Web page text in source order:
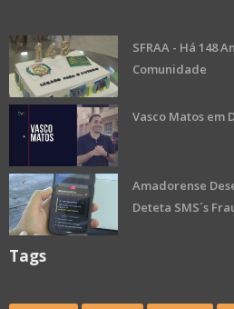
SFRAA - Há 148
Comunidade
Vasco Matos em
Amadorense
Deteta SMS´s
Tags